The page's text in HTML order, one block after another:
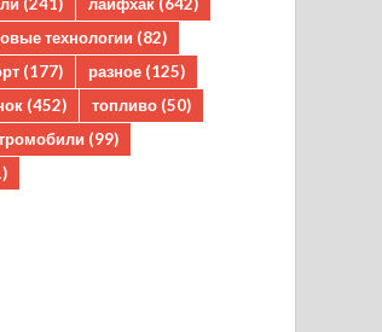
технологии (82)
(177) разное (125)
(452) топливо (50)
(99)